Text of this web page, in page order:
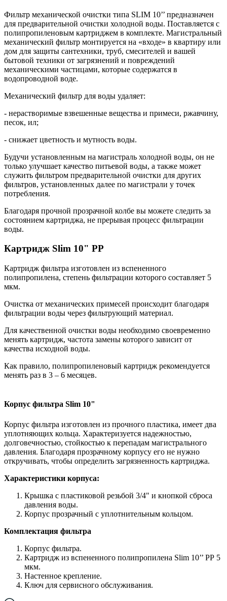
Фильтр механической очистки типа SLIM 10’’ предназначен
для предварительной очистки холодной воды. Поставляется с
полипропиленовым картриджем в комплекте. Магистральный
механический фильтр монтируется на «входе» в квартиру или
дом для защиты сантехники, труб, смесителей и вашей
бытовой техники от загрязнений и повреждений
механическими частицами, которые содержатся в
водопроводной воде.
Механический фильтр для воды удаляет:
- нерастворимые взвешенные вещества и примеси, ржавчину,
песок, ил;
- снижает цветность и мутность воды.
Будучи установленным на магистраль холодной воды, он не
только улучшает качество питьевой воды, а также может
служить фильтром предварительной очистки для других
фильтров, установленных далее по магистрали у точек
потребления.
Благодаря прочной прозрачной колбе вы можете следить за
состоянием картриджа, не прерывая процесс фильтрации
воды.
Картридж Slim 10" PP
Картридж фильтра изготовлен из вспененного
полипропилена, степень фильтрации которого составляет 5
мкм.
Очистка от механических примесей происходит благодаря
фильтрации воды через фильтрующий материал.
Для качественной очистки воды необходимо своевременно
менять картридж, частота замены которого зависит от
качества исходной воды.
Как правило, полипропиленовый картридж рекомендуется
менять раз в 3 – 6 месяцев.
Корпус фильтра Slim 10"
Корпус фильтра изготовлен из прочного пластика, имеет два
уплотняющих кольца. Характеризуется надежностью,
долговечностью, стойкостью к перепадам магистрального
давления. Благодаря прозрачному корпусу его не нужно
откручивать, чтобы определить загрязненность картриджа.
Характеристики корпуса:
Крышка с пластиковой резьбой 3/4" и кнопкой сброса
давления воды.
Корпус прозрачный с уплотнительным кольцом.
Комплектация фильтра
Корпус фильтра.
Картридж из вспененного полипропилена Slim 10’’ РР 5
мкм.
Настенное крепление.
Ключ для сервисного обслуживания.